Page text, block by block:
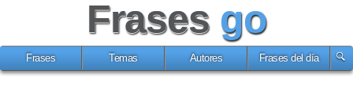
Frases go
Frases Temas Autores Frases del día